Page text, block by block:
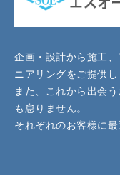
企画・設計から施工
ニアリングをご提供し
また、これから出会
も怠りません。
それぞれのお客様に